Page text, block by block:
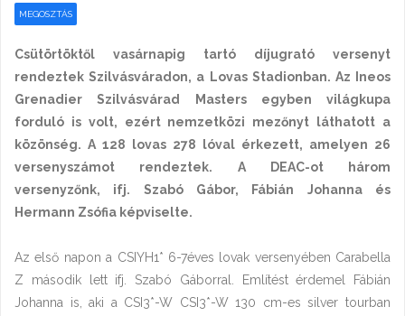
MEGOSZTÁS
Csütörtöktől vasárnapig tartó díjugrató versenyt
rendeztek Szilvásváradon, a Lovas Stadionban. Az Ineos
Grenadier Szilvásvárad Masters egyben világkupa
forduló is volt, ezért nemzetközi mezőnyt láthatott a
közönség. A 128 lovas 278 lóval érkezett, amelyen 26
versenyszámot rendeztek. A DEAC-ot három
versenyzőnk, ifj. Szabó Gábor, Fábián Johanna és
Hermann Zsófia képviselte.
Az első napon a CSIYH1* 6-7éves lovak versenyében Carabella
Z második lett ifj. Szabó Gáborral. Említést érdemel Fábián
Johanna is, aki a CSI3*-W CSI3*-W 130 cm-es silver tourban